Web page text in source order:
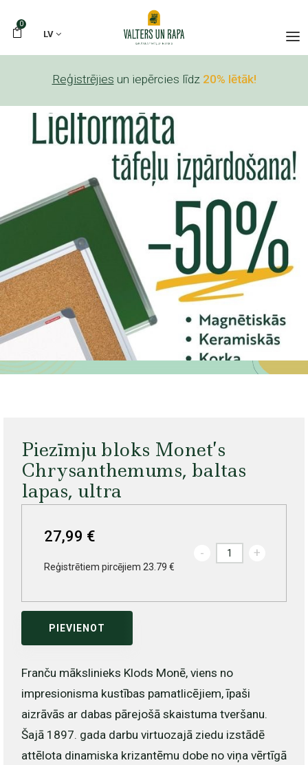
0
LV
Reģistrējies un iepērcies līdz 20% lētāk!
Piezīmju bloks Monet’s
Chrysanthemums, baltas
lapas, ultra
27,99 €
Reģistrētiem pircējiem 23.79 €
- +
PIEVIENOT
Franču mākslinieks Klods Monē, viens no
impresionisma kustības pamatlicējiem, īpaši
aizrāvās ar dabas pārejošā skaistuma tveršanu.
Šajā 1897. gada darbu virtuozajā ziedu izstādē
attēlota dinamiska krizantēmu dobe no viņa vērtīgā